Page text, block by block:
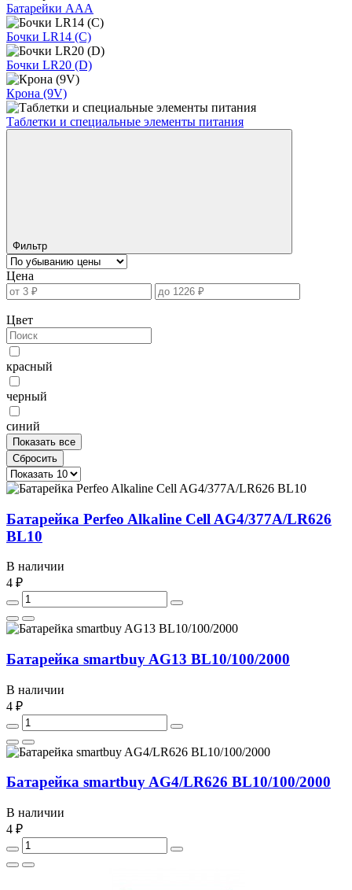
Батарейки AAA
Бочки LR14 (C)
Бочки LR20 (D)
Крона (9V)
Таблетки и специальные элементы питания
Фильтр
Цена
Цвет
красный
черный
синий
Показать все
Сбросить
Батарейка Perfeo Alkaline Cell AG4/377A/LR626
BL10
В наличии
4 ₽
Батарейка smartbuy AG13 BL10/100/2000
В наличии
4 ₽
Батарейка smartbuy AG4/LR626 BL10/100/2000
В наличии
4 ₽